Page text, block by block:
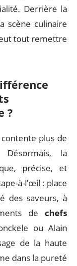
Derrière la
scène culinaire
tout remettre
?
plus de
Désormais, la
précise, et
à-l’œil : place
des saveurs, à
de chefs
ou Alain
de la haute
dans la pureté